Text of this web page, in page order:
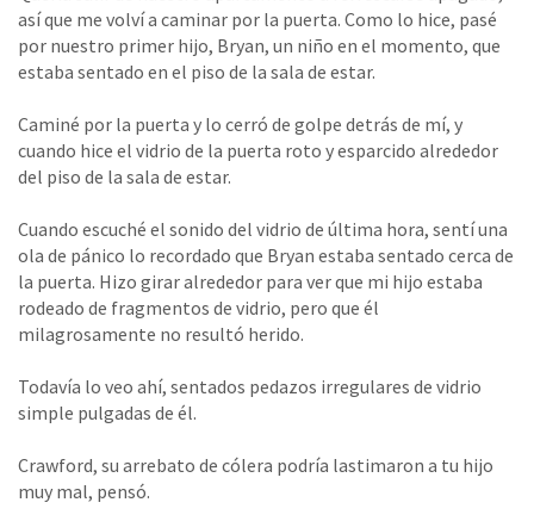
así que me volví a caminar por la puerta. Como lo hice, pasé
por nuestro primer hijo, Bryan, un niño en el momento, que
estaba sentado en el piso de la sala de estar.
Caminé por la puerta y lo cerró de golpe detrás de mí, y
cuando hice el vidrio de la puerta roto y esparcido alrededor
del piso de la sala de estar.
Cuando escuché el sonido del vidrio de última hora, sentí una
ola de pánico lo recordado que Bryan estaba sentado cerca de
la puerta. Hizo girar alrededor para ver que mi hijo estaba
rodeado de fragmentos de vidrio, pero que él
milagrosamente no resultó herido.
Todavía lo veo ahí, sentados pedazos irregulares de vidrio
simple pulgadas de él.
Crawford, su arrebato de cólera podría lastimaron a tu hijo
muy mal, pensó.